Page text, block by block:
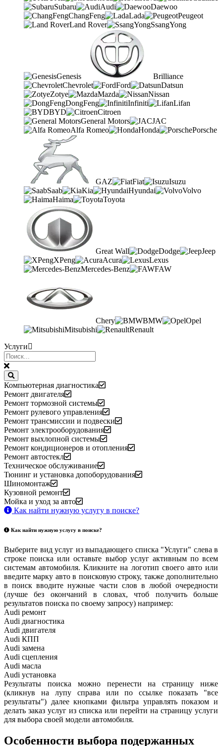
Subaru
Audi
Daewoo
ChangFeng
Lada
Peugeot
Land Rover
SsangYong
Genesis
Brilliance
Chevrolet
Ford
Datsun
Zotye
Mazda
Nissan
DongFeng
Infiniti
Lifan
BYD
Citroen
General Motors
JAC
Alfa Romeo
Honda Porsche
GAZ Fiat
Isuzu
Saab
Kia Hyundai
Volvo
Haima
Toyota
Great Wall Dodge
Jeep
XPeng
Acura
Lexus
Mercedes-Benz
FAW
Chery BMW
Opel
Mitsubishi
Renault
Услуги
Компьютерная диагностика
Ремонт двигателя
Ремонт тормозной системы
Ремонт рулевого управления
Ремонт трансмиссии и подвески
Ремонт электрооборудования
Ремонт выхлопной системы
Ремонт кондиционеров и отопления
Ремонт автостекл
Техническое обслуживание
Тюнинг и установка допоборудования
Шиномонтаж
Кузовной ремонт
Мойка и уход за авто
Как найти нужную услугу в поиске?
Как найти нужную услугу в поиске?
Выберите вид услуг из выпадающего списка "Услуги" слева в
строке поиска или оставьте выбор услуг активным по всем
системам автомобиля. Кликните на логотип своего авто или
введите марку авто в поисковую строку, также дополнительно
в поиск вводите нужные части слов в любой очередности
(лучше без окончаний в словах, чтоб получить больше
результатов поиска по своему запросу) например:
Audi ремонт
Audi диагностика
Audi двигателя
Audi КПП
Audi замена
Audi сцепления
Audi масла
Audi установка
Результаты поиска можно перенести на страницу ниже
(кликнув на лупу справа или по ссылке показать "все
результаты") далее кнопками фильтра управлять показом и
делать заказ услуг из списка или перейти на страницу услуги
для выбора своей модели автомобиля.
Особенности выбора подержанных